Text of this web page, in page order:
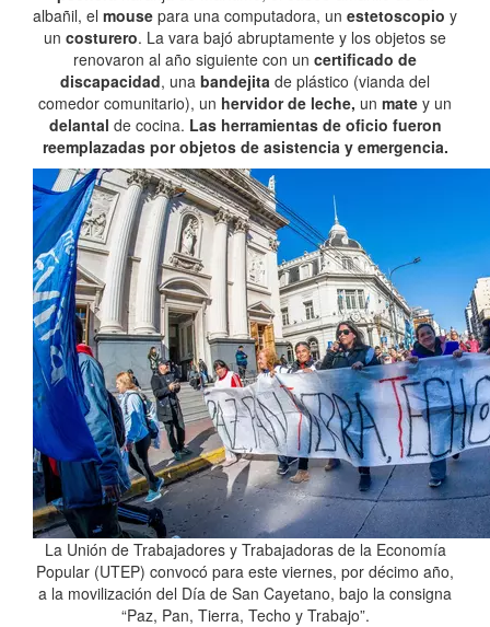
albañil, el mouse para una computadora, un estetoscopio y
un costurero. La vara bajó abruptamente y los objetos se
renovaron al año siguiente con un certificado de
discapacidad, una bandejita de plástico (vianda del
comedor comunitario), un hervidor de leche, un mate y un
delantal de cocina. Las herramientas de oficio fueron
reemplazadas por objetos de asistencia y emergencia.
La Unión de Trabajadores y Trabajadoras de la Economía
Popular (UTEP) convocó para este viernes, por décimo año,
a la movilización del Día de San Cayetano, bajo la consigna
“Paz, Pan, Tierra, Techo y Trabajo”.